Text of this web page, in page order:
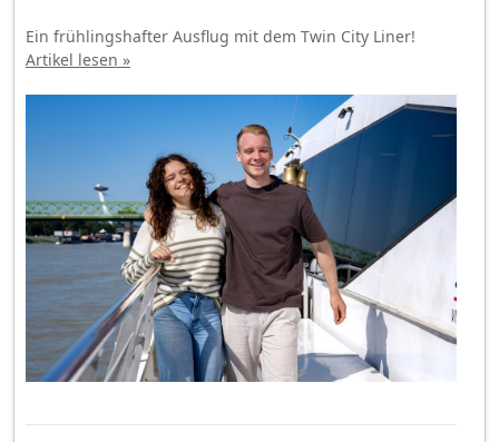
Ein frühlingshafter Ausflug mit dem Twin City Liner!
Artikel lesen »